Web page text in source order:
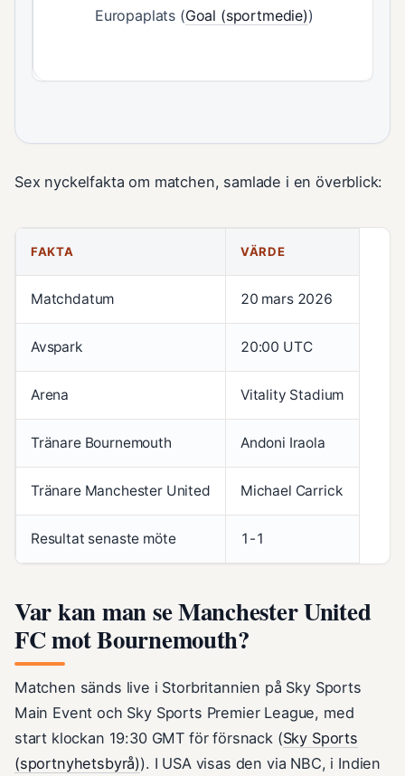
Europaplats (Goal (sportmedie))
Sex nyckelfakta om matchen, samlade i en överblick:
FAKTA VÄRDE
Matchdatum 20 mars 2026
Avspark 20:00 UTC
Arena Vitality Stadium
Tränare Bournemouth Andoni Iraola
Tränare Manchester United Michael Carrick
Resultat senaste möte 1-1
Var kan man se Manchester United
FC mot Bournemouth?
Matchen sänds live i Storbritannien på Sky Sports
Main Event och Sky Sports Premier League, med
start klockan 19:30 GMT för försnack (Sky Sports
(sportnyhetsbyrå)). I USA visas den via NBC, i Indien